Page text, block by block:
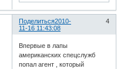
Поделиться 4
2010-
11-16 11:43:08
Впервые в лапы
американских спецслужб
попал агент , который